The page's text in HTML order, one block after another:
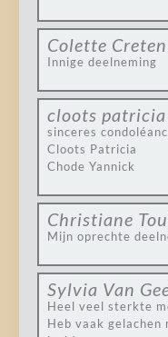
Colette Creten
Innige deelneming
cloots patricia
sinceres
Cloots Patricia
Chode Yannick
Christiane
Mijn oprechte
Sylvia Van
Heel veel sterkte
Heb vaak